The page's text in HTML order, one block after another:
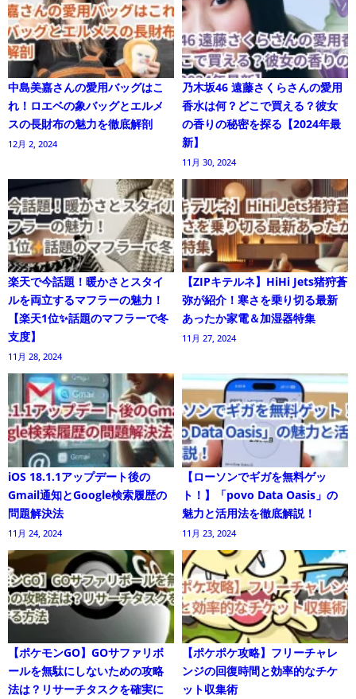
中島美嘉さんの愛用バッグはこ
れ！ロエベの象バッグとエルメ
スの長財布の魅力を徹底解剖
12月 2, 2024
乃木坂46 遠藤さくらさんの愛用
香水は何？どこで買える？彼女
の香りの秘密を探る【2024年最
新】
11月 30, 2024
楽天で今話題！暖かさとスタイ
ルを両立するマフラーの魅力！
【楽天1位✨話題のマフラーで冬
支度】
11月 28, 2024
【ZIPキテルネ】HiHi Jets猪狩蒼
弥が紹介！寒さを乗り切る最新
あったか家電＆加湿器特集
11月 27, 2024
iOS 18.1.1アップデート後の
Gmail通知とGoogle検索履歴の
問題解決法
11月 24, 2024
【ローソンでギガを無料ゲッ
ト！】「povo Data Oasis」の
魅力と活用法を徹底解説！
11月 23, 2024
【ポケモンGO】GOサファリボ
ールを無駄にしないための攻略
法は？リサーチタスクを確実に
【ポケポケ攻略】フリーチャレ
ンジの回復時間と効率的なチケ
ット収集術